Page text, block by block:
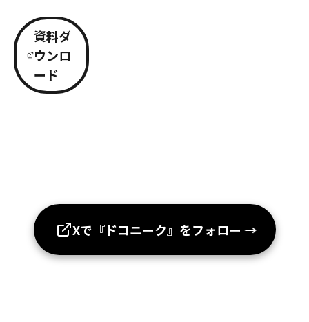
資料ダ
ウンロ
ード
Xで『ドコニーク』をフォロー →